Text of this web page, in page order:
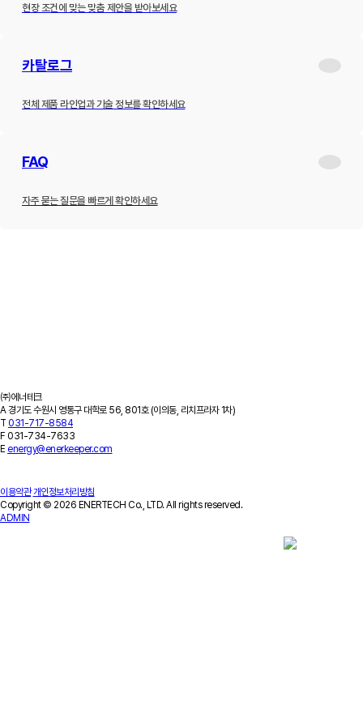
현장 조건에 맞는 맞춤 제안을 받아보세요
카탈로그
전체 제품 라인업과 기술 정보를 확인하세요
FAQ
자주 묻는 질문을 빠르게 확인하세요
㈜에너테크
A 경기도 수원시 영통구 대학로 56, 801호 (이의동, 리치프라자 1차)
T 031-717-8584
F 031-734-7633
E energy@enerkeeper.com
이용약관 개인정보처리방침
Copyright © 2026 ENERTECH Co., LTD. All rights reserved.
ADMIN